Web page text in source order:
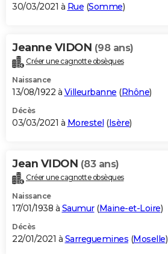
30/03/2021 à Rue (Somme)
Jeanne VIDON (98 ans)
Créer une cagnotte obsèques
Naissance
13/08/1922 à Villeurbanne (Rhône)
Décès
03/03/2021 à Morestel (Isère)
Jean VIDON (83 ans)
Créer une cagnotte obsèques
Naissance
17/01/1938 à Saumur(Maine-et-Loire)
Décès
22/01/2021 à Sarreguemines (Moselle)